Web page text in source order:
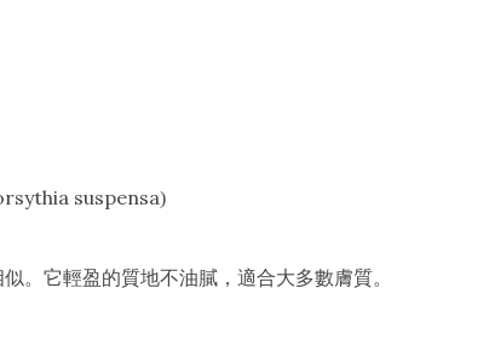
suspensa)
。它輕盈的質地不油膩，適合大多數膚質。